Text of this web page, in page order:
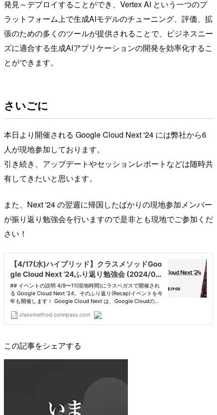
発見～デプロイすることができ、Vertex AI という一つのプ
ラットフォーム上で生成AIモデルのチューニング、評価、拡
張のための多くのツールが提供されることで、ビジネスニー
ズに適合する生成AIアプリケーションの開発を効率化するこ
とができます。
さいごに
本日より開催される Google Cloud Next '24 には弊社から6
人が現地参加しております。
引き続き、アップデートやセッションレポートなどは随時共
有してきたいと思います。
また、Next '24 の翌週に帰国したばかりの現地参加メンバー
が振り返り勉強会を行いますので是非とも現地でご参加くだ
さい！
この記事をシェアする